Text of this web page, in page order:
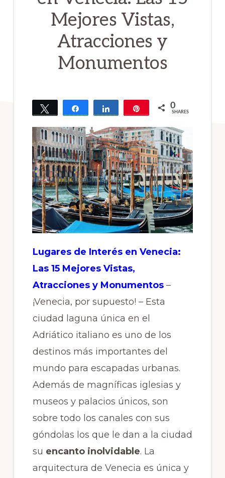
Mejores Vistas,
Atracciones y
Monumentos
Tweet Share Share 0
SHARES
Lugares de Interés en Venecia:
Las 15 Mejores Vistas,
Atracciones y Monumentos–
¡Venecia, por supuesto! – Esta
ciudad laguna única en el
Adriático italiano es uno de los
destinos más importantes del
mundo para escapadas urbanas.
Además de magníficas iglesias y
museos y palacios únicos, son
sobre todo los canales con sus
góndolas los que le dan a la ciudad
su encanto inolvidable. La
arquitectura de Venecia es única y